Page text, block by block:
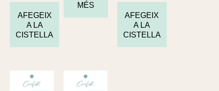
AFEGEIX
A LA
CISTELLA
MÉS
AFEGEIX
A LA
CISTELLA